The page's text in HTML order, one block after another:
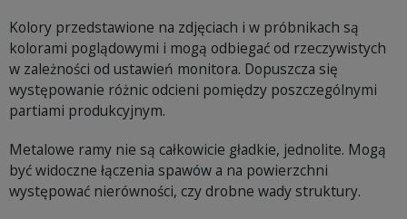
Kolory przedstawione na zdjęciach i w próbnikach są
kolorami poglądowymi i mogą odbiegać od rzeczywistych
w zależności od ustawień monitora. Dopuszcza się
występowanie różnic odcieni pomiędzy poszczególnymi
partiami produkcyjnym.
Metalowe ramy nie są całkowicie gładkie, jednolite. Mogą
być widoczne łączenia spawów a na powierzchni
występować nierówności, czy drobne wady struktury.